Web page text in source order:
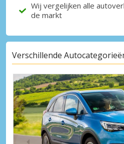
Wij vergelijken alle
de markt
Verschillende